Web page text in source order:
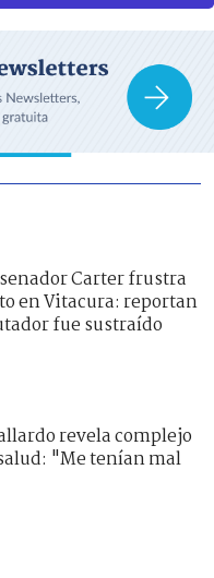
Carter frustra
en Vitacura: reportan
fue sustraído
revela complejo
"Me tenían mal